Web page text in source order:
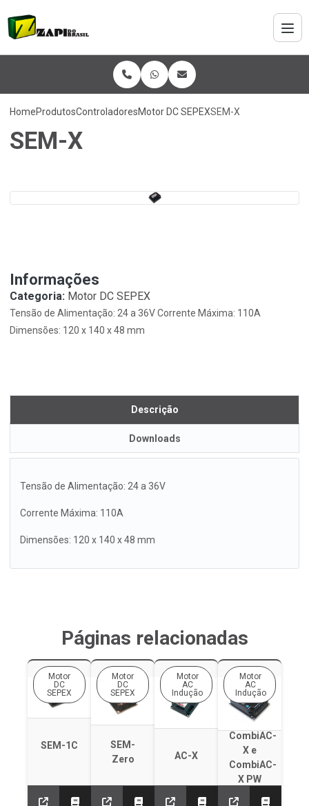
HomeProdutosControladoresMotor DC SEPEXSEM-X
SEM-X
Informações
Categoria: Motor DC SEPEX
Tensão de Alimentação: 24 a 36V Corrente Máxima: 110A
Dimensões: 120 x 140 x 48 mm
Descrição
Downloads
Tensão de Alimentação: 24 a 36V
Corrente Máxima: 110A
Dimensões: 120 x 140 x 48 mm
Páginas relacionadas
SEM-1C
Motor
DC
SEPEX
SEM-
Zero
Motor
DC
SEPEX
AC-X
Motor
AC
Indução
CombiAC-
X e
CombiAC-
X PW
Motor
AC
Indução